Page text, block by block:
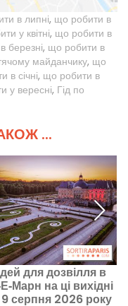
в липні, що робити в
у квітні, що робити в
березні, що робити в
майданчику, що
в січні, що робити в
у вересні, Гід по
...
для дозвілля в
на ці вихідні
9 серпня 2026 року